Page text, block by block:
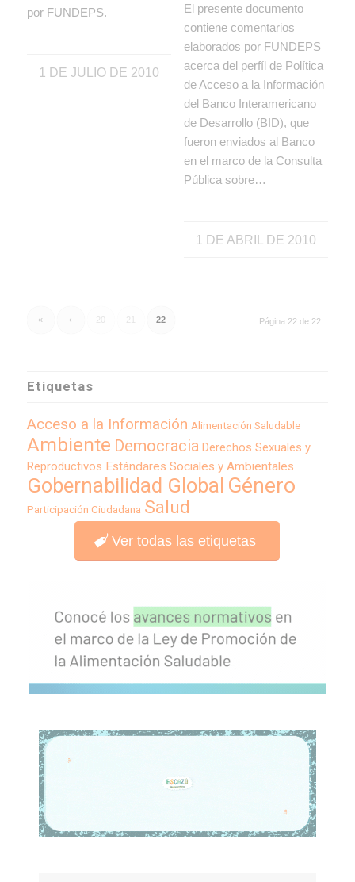
por FUNDEPS.
1 DE JULIO DE 2010
El presente documento
contiene comentarios
elaborados por FUNDEPS
acerca del perfíl de Política
de Acceso a la Información
del Banco Interamericano
de Desarrollo (BID), que
fueron enviados al Banco
en el marco de la Consulta
Pública sobre…
1 DE ABRIL DE 2010
Página 22 de 22
« ‹ 22
Etiquetas
Acceso a la Información Alimentación Saludable
Ambiente Democracia Derechos Sexuales y
Reproductivos Estándares Sociales y Ambientales
Gobernabilidad Global Género
Participación Ciudadana Salud
Ver todas las etiquetas